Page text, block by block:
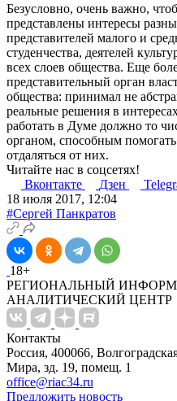
Безусловно, очень важно,
представлены интересы
представителей малого и
студенчества, деятелей
всех слоев общества. Еще
представительный орган
общества: принимал не
реальные решения в
работать в Думе должно то
органом, способным
отдаляться от них.
Читайте нас в соцсетях!
Вконтакте
Дзен
18 июля 2017, 12:04
#Сергей Панкратов
18+
РЕГИОНАЛЬНЫЙ
АНАЛИТИЧЕСКИЙ ЦЕНТР
Контакты
Россия, 400066,
Мира, зд. 19, помещ. 1
office@riac34.ru
Предложить новость